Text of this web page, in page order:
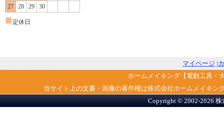
27
28 29 30
■ 定休日
マイページ |
ホームメイキング【電動工具・
当サイト上の文書・画像の著作権は株式会社ホームメイキ
Copyright © 2002-2026